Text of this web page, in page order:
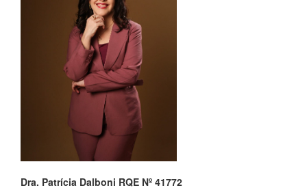
Dra. Patrícia Dalboni RQE Nº 41772